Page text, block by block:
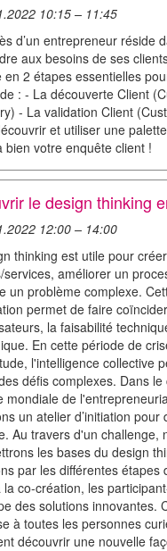
10:15 – 11:45
d’un entrepreneur réside
aux besoins de ses
en 2 étapes essentielles
: - La découverte Client
- La validation Client
et utiliser une
bien votre enquête client !
le design thinking
12:00 – 14:00
thinking est utile pour
services, améliorer un
un problème complexe.
permet de faire
la faisabilité
En cette période de
l'intelligence collective
défis complexes. Dans
mondiale de
un atelier d’initiation pour
Au travers d'un challenge,
les bases du design
par les différentes étapes
la co-création, les
des solutions innovantes.
à toutes les personnes
découvrir une nouvelle